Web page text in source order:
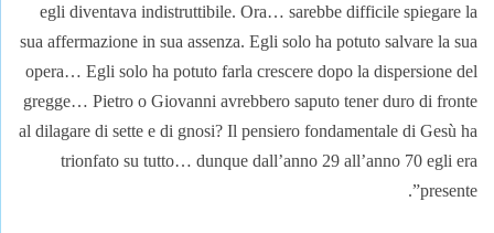
egli diventava indistruttibile. Ora… sarebbe difficile spiegare la
sua affermazione in sua assenza. Egli solo ha potuto salvare la sua
opera… Egli solo ha potuto farla crescere dopo la dispersione del
gregge… Pietro o Giovanni avrebbero saputo tener duro di fronte
al dilagare di sette e di gnosi? Il pensiero fondamentale di Gesù ha
trionfato su tutto… dunque dall’anno 29 all’anno 70 egli era
presente”.